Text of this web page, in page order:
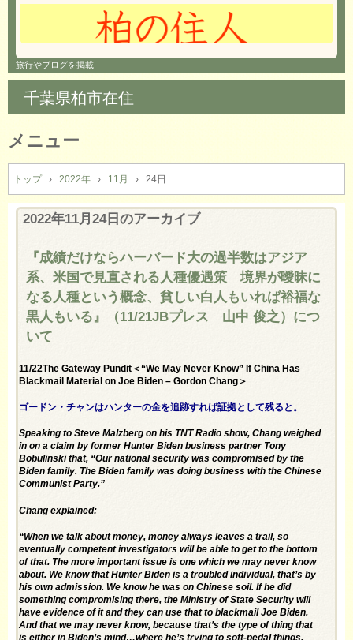
旅行やブログを掲載
千葉県柏市在住
メニュー
コ
ン
テ
ン
トップ › 2022年 › 11月 › 24日
2022年11月24日 のアーカイブ
『成績だけならハーバード大の過半数はアジア
系、米国で見直される人種優遇策 境界が曖昧に
なる人種という概念、貧しい白人もいれば裕福な
黒人もいる』（11/21JBプレス 山中 俊之）につ
いて
11/22The Gateway Pundit＜“We May Never Know” If China Has
Blackmail Material on Joe Biden – Gordon Chang＞
ゴードン・チャンはハンターの金を追跡すれば証拠として残ると。
Speaking to Steve Malzberg on his TNT Radio show, Chang weighed
in on a claim by former Hunter Biden business partner Tony
Bobulinski that, “Our national security was compromised by the
Biden family. The Biden family was doing business with the Chinese
Communist Party.”
Chang explained:
“When we talk about money, money always leaves a trail, so
eventually competent investigators will be able to get to the bottom
of that. The more important issue is one which we may never know
about. We know that Hunter Biden is a troubled individual, that’s by
his own admission. We know he was on Chinese soil. If he did
something compromising there, the Ministry of State Security will
have evidence of it and they can use that to blackmail Joe Biden.
And that we may never know, because that’s the type of thing that
is either in Biden’s mind…where he’s trying to soft-pedal things,